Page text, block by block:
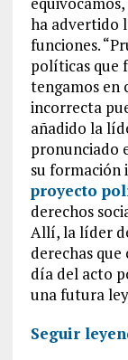
ha advertido
funciones.
políticas que
tengamos en
incorrecta
añadido la
pronunciado
su formación
proyecto
derechos
Allí, la líder
derechas que
día del acto
una futura
Seguir